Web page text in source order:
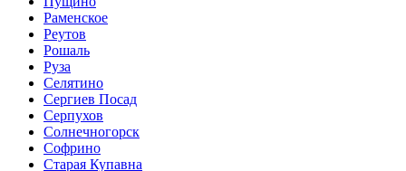
Раменское
Реутов
Рошаль
Руза
Селятино
Сергиев Посад
Серпухов
Солнечногорск
Софрино
Старая Купавна